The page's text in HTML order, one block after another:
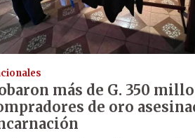
más de G. 350
de oro